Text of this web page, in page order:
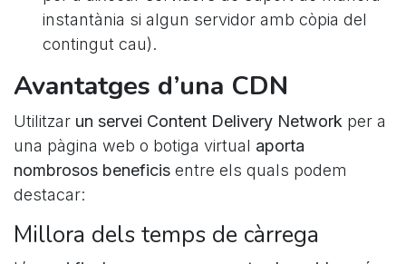
instantània si algun servidor amb còpia del
contingut cau).
Avantatges d’una CDN
Utilitzar un servei Content Delivery Network per a
una pàgina web o botiga virtual aporta
nombrosos beneficis entre els quals podem
destacar:
Millora dels temps de càrrega